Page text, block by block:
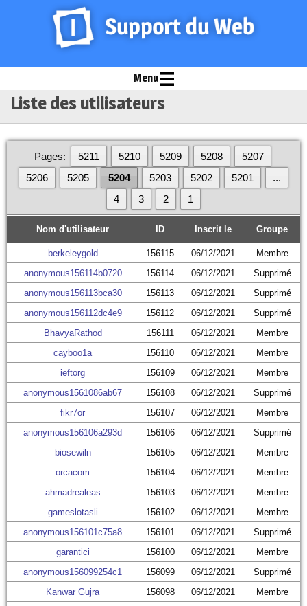
Menu
Liste des utilisateurs
Pages: 5211 5210 5209 5208
5207
5206
5205 5204 5203 5202 5201
...
4
3 2 1
Nom d'utilisateur ID Inscrit le Groupe
berkeleygold 156115 06/12/2021
Membre
anonymous156114b0720
156114 06/12/2021
Supprimé
anonymous156113bca30
156113 06/12/2021
Supprimé
anonymous156112dc4e9
156112 06/12/2021
Supprimé
BhavyaRathod
156111 06/12/2021
Membre
cayboo1a
156110 06/12/2021
Membre
ieftorg
156109 06/12/2021
Membre
anonymous1561086ab67
156108 06/12/2021
Supprimé
fikr7or
156107 06/12/2021
Membre
anonymous156106a293d
156106 06/12/2021
Supprimé
biosewiln
156105 06/12/2021
Membre
orcacom
156104 06/12/2021
Membre
ahmadrealeas
156103 06/12/2021
Membre
gameslotasli
156102 06/12/2021
Membre
anonymous156101c75a8
156101 06/12/2021
Supprimé
garantici
156100 06/12/2021
Membre
anonymous156099254c1
156099 06/12/2021
Supprimé
Kanwar Gujra
156098 06/12/2021
Membre